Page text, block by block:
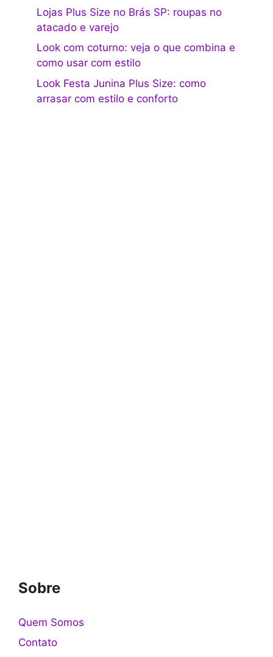
Lojas Plus Size no Brás SP: roupas no
atacado e varejo
Look com coturno: veja o que combina e
como usar com estilo
Look Festa Junina Plus Size: como
arrasar com estilo e conforto
Sobre
Quem Somos
Contato